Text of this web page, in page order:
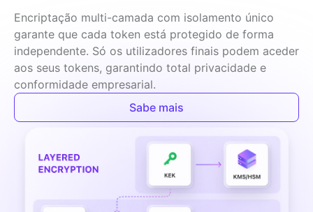
Encriptação multi-camada com isolamento único
garante que cada token está protegido de forma
independente. Só os utilizadores finais podem aceder
aos seus tokens, garantindo total privacidade e
conformidade empresarial.
Sabe mais